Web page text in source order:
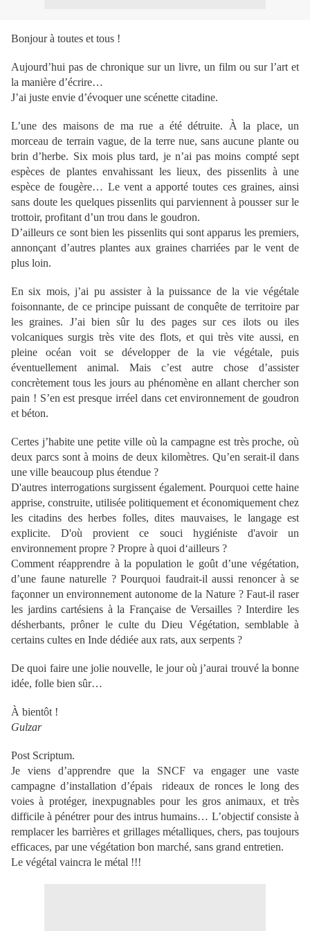
Bonjour à toutes et tous !
Aujourd’hui pas de chronique sur un livre, un film ou sur l’art et
la manière d’écrire…
J’ai juste envie d’évoquer une scénette citadine.
L’une des maisons de ma rue a été détruite. À la place, un
morceau de terrain vague, de la terre nue, sans aucune plante ou
brin d’herbe. Six mois plus tard, je n’ai pas moins compté sept
espèces de plantes envahissant les lieux, des pissenlits à une
espèce de fougère… Le vent a apporté toutes ces graines, ainsi
sans doute les quelques pissenlits qui parviennent à pousser sur le
trottoir, profitant d’un trou dans le goudron.
D’ailleurs ce sont bien les pissenlits qui sont apparus les premiers,
annonçant d’autres plantes aux graines charriées par le vent de
plus loin.
En six mois, j’ai pu assister à la puissance de la vie végétale
foisonnante, de ce principe puissant de conquête de territoire par
les graines. J’ai bien sûr lu des pages sur ces ilots ou iles
volcaniques surgis très vite des flots, et qui très vite aussi, en
pleine océan voit se développer de la vie végétale, puis
éventuellement animal. Mais c’est autre chose d’assister
concrètement tous les jours au phénomène en allant chercher son
pain ! S’en est presque irréel dans cet environnement de goudron
et béton.
Certes j’habite une petite ville où la campagne est très proche, où
deux parcs sont à moins de deux kilomètres. Qu’en serait-il dans
une ville beaucoup plus étendue ?
D'autres interrogations surgissent également. Pourquoi cette haine
apprise, construite, utilisée politiquement et économiquement chez
les citadins des herbes folles, dites mauvaises, le langage est
explicite. D'où provient ce souci hygiéniste d'avoir un
environnement propre ? Propre à quoi d‘ailleurs ?
Comment réapprendre à la population le goût d’une végétation,
d’une faune naturelle ? Pourquoi faudrait-il aussi renoncer à se
façonner un environnement autonome de la Nature ? Faut-il raser
les jardins cartésiens à la Française de Versailles ? Interdire les
désherbants, prôner le culte du Dieu Végétation, semblable à
certains cultes en Inde dédiée aux rats, aux serpents ?
De quoi faire une jolie nouvelle, le jour où j’aurai trouvé la bonne
idée, folle bien sûr…
À bientôt !
Gulzar
Post Scriptum.
Je viens d’apprendre que la SNCF va engager une vaste
campagne d’installation d’épais rideaux de ronces le long des
voies à protéger, inexpugnables pour les gros animaux, et très
difficile à pénétrer pour des intrus humains… L’objectif consiste à
remplacer les barrières et grillages métalliques, chers, pas toujours
efficaces, par une végétation bon marché, sans grand entretien.
Le végétal vaincra le métal !!!